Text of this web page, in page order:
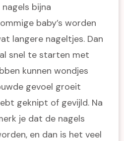
bijna
baby’s worden
langere nageltjes. Dan
snel te starten met
kunnen wondjes
gevoel groeit
geknipt of gevijld. Na
je dat de nagels
en dan is het veel